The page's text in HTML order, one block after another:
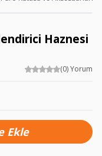
Haznesi
(0) Yorum
Ekle